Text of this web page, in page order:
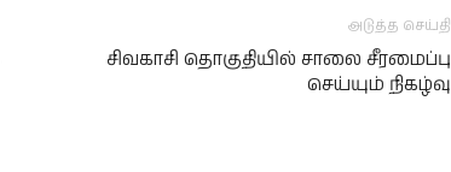
அடுத்த செய்தி
சிவகாசி தொகுதியில் சாலை சீரமைப்பு
செய்யும் நிகழ்வு